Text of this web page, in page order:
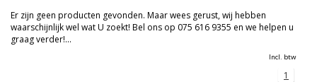
Er zijn geen producten gevonden. Maar wees gerust, wij hebben
waarschijnlijk wel wat U zoekt! Bel ons op 075 616 9355 en we helpen u
graag verder!...
Incl. btw
1